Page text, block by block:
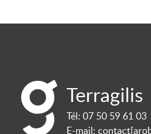
Terragilis
Tél: 07 50 59 61 03
E-mail: